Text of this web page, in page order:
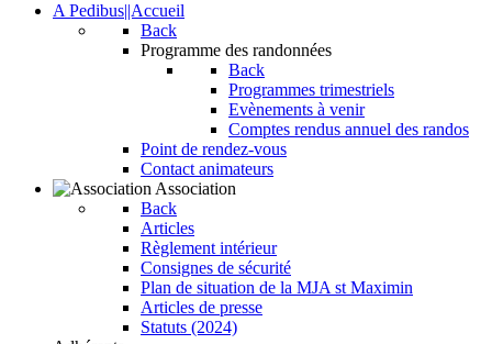
A Pedibus||Accueil
Back
Programme des randonnées
Back
Programmes trimestriels
Evènements à venir
Comptes rendus annuel des randos
Point de rendez-vous
Contact animateurs
Association
Back
Articles
Règlement intérieur
Consignes de sécurité
Plan de situation de la MJA st Maximin
Articles de presse
Statuts (2024)